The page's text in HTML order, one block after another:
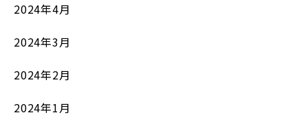
2024年4月
2024年3月
2024年2月
2024年1月